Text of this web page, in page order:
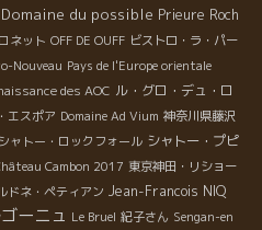
Domaine du possible Prieure Roch
ネット OFF DE OUFF ビストロ・ラ・パー
Nouveau Pays de l'Europe orientale
des AOC ル・グロ・デュ・ロ
エスポア Domaine Ad Vium 神奈川県藤沢
シャトー・ロックフォール シャトー・プピ
Cambon 2017 東京神田・リショー
ドネ・ペティアン Jean-Francois NIQ
ーニュ Le Bruel 紀子さん Sengan-en